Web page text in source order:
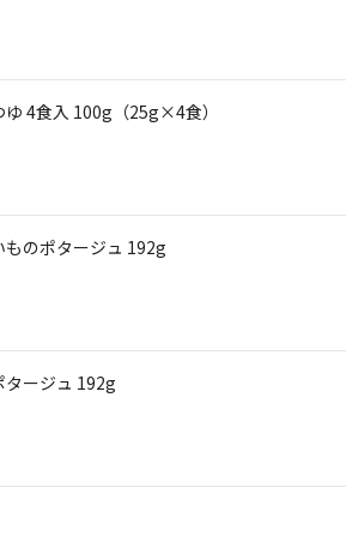
4食入 100g（25g×4食）
ものポタージュ 192g
タージュ 192g